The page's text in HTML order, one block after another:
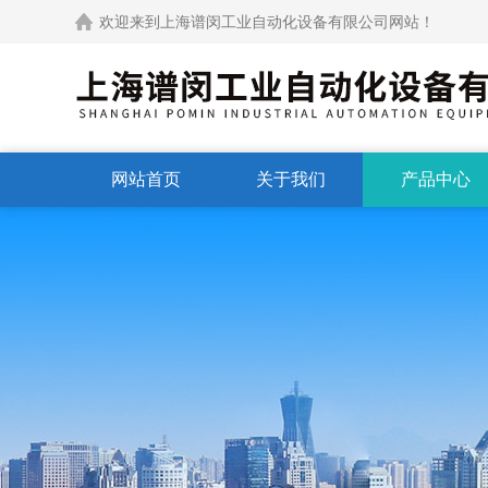
欢迎来到上海谱闵工业自动化设备有限公司网站！
网站首页 关于我们 产品中心